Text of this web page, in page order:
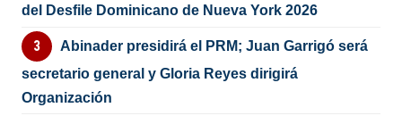
del Desfile Dominicano de Nueva York 2026
Abinader presidirá el PRM; Juan Garrigó será
secretario general y Gloria Reyes dirigirá
Organización